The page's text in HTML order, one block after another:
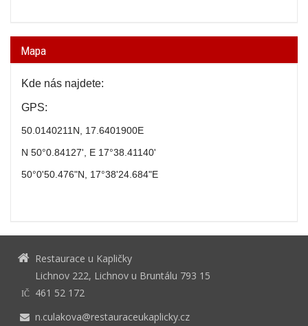
Mapa
Kde nás najdete:
GPS:
50.0140211N, 17.6401900E
N 50°0.84127', E 17°38.41140'
50°0'50.476"N, 17°38'24.684"E
Restaurace u Kapličky
Lichnov 222, Lichnov u Bruntálu 793 15
IČ
461 52 172
n.culakova@restauraceukaplicky.cz